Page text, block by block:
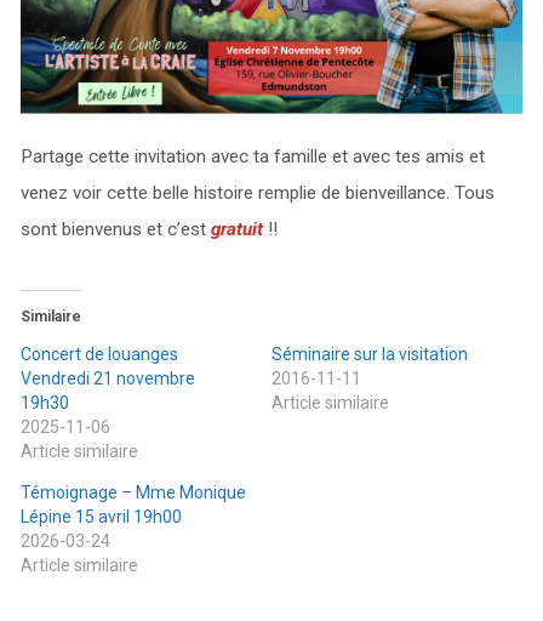
Partage cette invitation avec ta famille et avec tes amis et
venez voir cette belle histoire remplie de bienveillance. Tous
sont bienvenus et c’est gratuit!!
Similaire
Concert de louanges
Vendredi 21 novembre
19h30
2025-11-06
Article similaire
Séminaire sur la visitation
2016-11-11
Article similaire
Témoignage – Mme Monique
Lépine 15 avril 19h00
2026-03-24
Article similaire